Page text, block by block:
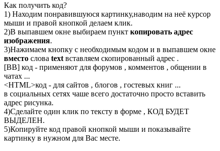
Как получить код?
1) Находим понравившуюся картинку,наводим на неё курсор
мыши и правой кнопкой делаем клик.
2)В выпавшем окне выбираем пункт копировать адрес
изображения.
3)Нажимаем кнопку с необходимым кодом и в выпавшем окне
вместо слова text вставляем скопированный адрес .
[BB] код - применяют для форумов , комментов , общении в
чатах ...
<HTML>код - для сайтов , блогов , гостевых книг ...
в социальных сетях чаше всего достаточно просто вставить
адрес рисунка.
4)Сделайте один клик по тексту в форме , КОД БУДЕТ
ВЫДЕЛЕН.
5)Копируйте код правой кнопкой мыши и показывайте
картинку в нужном для Вас месте.